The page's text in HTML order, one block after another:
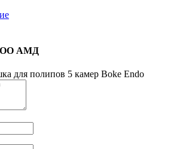
АМД
для полипов 5 камер Boke Endo